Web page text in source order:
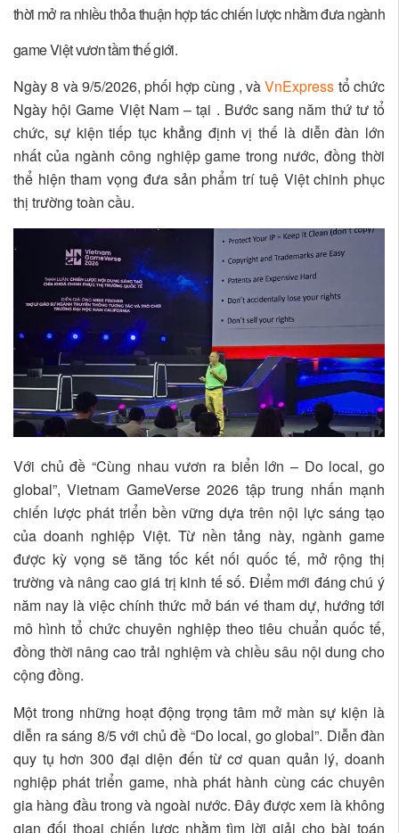
thời mở ra nhiều thỏa thuận hợp tác chiến lược nhằm đưa ngành
game Việt vươn tầm thế giới.
Ngày 8 và 9/5/2026, phối hợp cùng , vàVnExpress tổ chức
Ngày hội Game Việt Nam – tại . Bước sang năm thứ tư tổ
chức, sự kiện tiếp tục khẳng định vị thế là diễn đàn lớn
nhất của ngành công nghiệp game trong nước, đồng thời
thể hiện tham vọng đưa sản phẩm trí tuệ Việt chinh phục
thị trường toàn cầu.
Với chủ đề “Cùng nhau vươn ra biển lớn – Do local, go
global”, Vietnam GameVerse 2026 tập trung nhấn mạnh
chiến lược phát triển bền vững dựa trên nội lực sáng tạo
của doanh nghiệp Việt. Từ nền tảng này, ngành game
được kỳ vọng sẽ tăng tốc kết nối quốc tế, mở rộng thị
trường và nâng cao giá trị kinh tế số. Điểm mới đáng chú ý
năm nay là việc chính thức mở bán vé tham dự, hướng tới
mô hình tổ chức chuyên nghiệp theo tiêu chuẩn quốc tế,
đồng thời nâng cao trải nghiệm và chiều sâu nội dung cho
cộng đồng.
Một trong những hoạt động trọng tâm mở màn sự kiện là
diễn ra sáng 8/5 với chủ đề “Do local, go global”. Diễn đàn
quy tụ hơn 300 đại diện đến từ cơ quan quản lý, doanh
nghiệp phát triển game, nhà phát hành cùng các chuyên
gia hàng đầu trong và ngoài nước. Đây được xem là không
gian đối thoại chiến lược nhằm tìm lời giải cho bài toán